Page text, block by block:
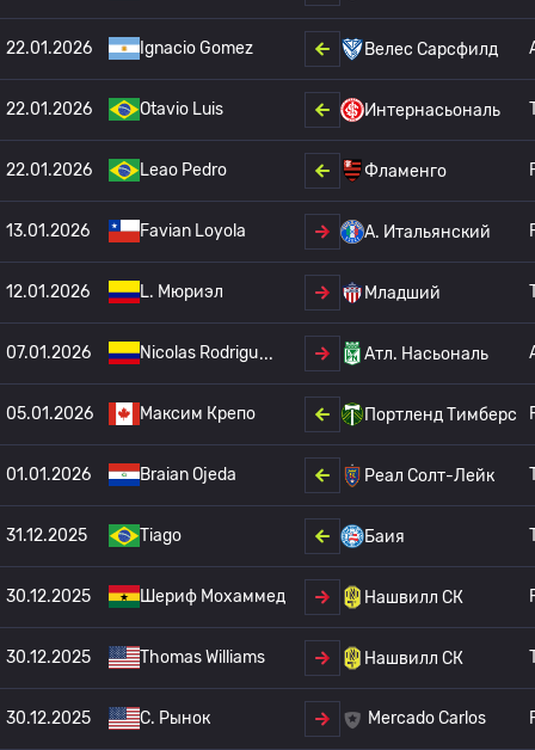
22.01.2026 Ignacio Gomez Велес Сарсфилд
22.01.2026 Otavio Luis Интернасьональ
22.01.2026 Leao Pedro Фламенго
13.01.2026 Favian Loyola A. Итальянский
12.01.2026 L. Мюриэл Младший
07.01.2026 Nicolas Rodrigu Атл. Насьональ
05.01.2026 Максим Крепо Портленд Тимберс
01.01.2026 Braian Ojeda Реал Солт-Лейк
31.12.2025 Tiago Баия
30.12.2025 Шериф Мохаммед Нашвилл СК
30.12.2025 Thomas Williams Нашвилл СК
30.12.2025 C. Рынок Mercado Carlos